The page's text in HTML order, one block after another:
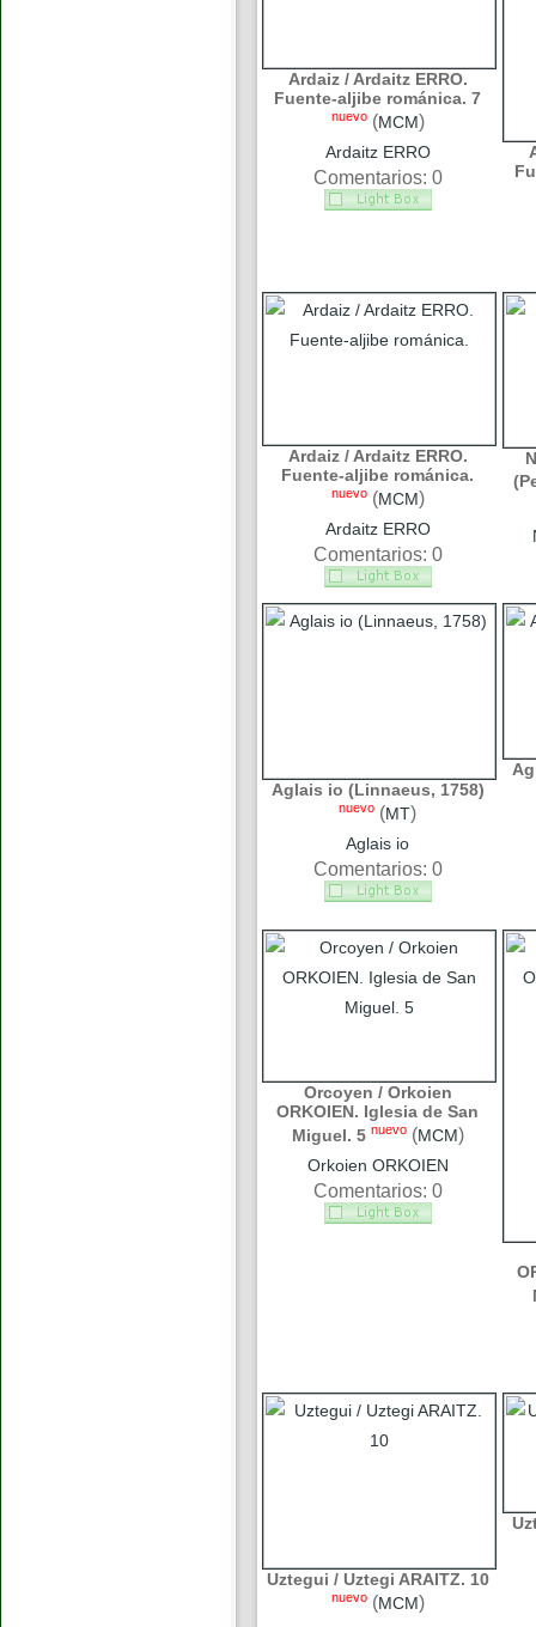
Ardaiz / Ardaitz ERRO.
Fuente-aljibe románica. 7
nuevo (MCM)
Ardaitz ERRO
Comentarios: 0
Ardaiz / Ardaitz ERRO.
Fuente-aljibe románica.
nuevo (MCM)
Ardaitz ERRO
Comentarios: 0
Aglais io (Linnaeus, 1758)
nuevo (MT)
Aglais io
Comentarios: 0
Orcoyen / Orkoien
ORKOIEN. Iglesia de San
Miguel. 5 nuevo (MCM)
Orkoien ORKOIEN
Comentarios: 0
Uztegui / Uztegi ARAITZ. 10
nuevo (MCM)